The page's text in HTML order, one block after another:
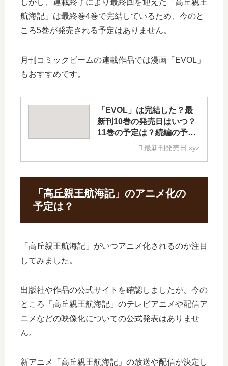
航海記」は最終巻4巻で完結しているため、今のと
ころ5巻が発売される予定はありません。
月刊コミックビームの連載作品では漫画「EVOL」
もおすすめです。
「EVOL」は完結した？最
新刊10巻の発売日はいつ？
11巻の予定は？続編の予定
最新刊発売日.xyz
「高丘親王航海記」のアニメ化の
予定は？
「高丘親王航海記」がいつアニメ化されるのか注目
してみました。
出版社や作品の公式サイトを確認しましたが、今の
ところ「高丘親王航海記」のテレビアニメや配信ア
ニメなどの映像化についての公式発表はありませ
ん。
新アニメ「高丘親王航海記」の放送や配信が決定し